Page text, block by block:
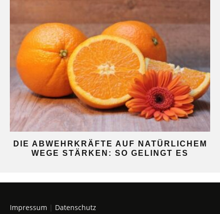
DIE ABWEHRKRÄFTE AUF NATÜRLICHEM
WEGE STÄRKEN: SO GELINGT ES
Impressum | Datenschutz